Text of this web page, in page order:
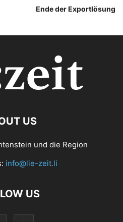
Ende der Exportlösung
US
und die Region
info@lie-zeit.li
US